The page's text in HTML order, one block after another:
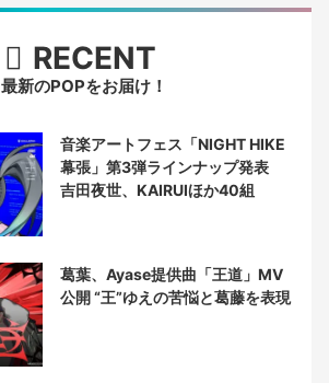
RECENT
最新のPOPをお届け！
音楽アートフェス「NIGHT HIKE
幕張」第3弾ラインナップ発表
吉田夜世、KAIRUIほか40組
葛葉、Ayase提供曲「王道」MV
公開 “王”ゆえの苦悩と葛藤を表現